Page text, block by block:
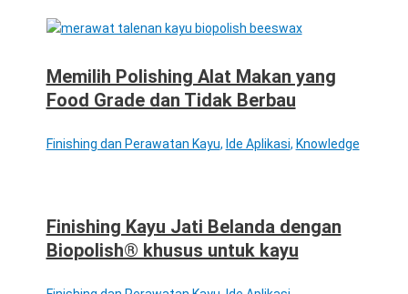
Memilih Polishing Alat Makan yang
Food Grade dan Tidak Berbau
Finishing dan Perawatan Kayu, Ide Aplikasi, Knowledge
Finishing Kayu Jati Belanda dengan
Biopolish® khusus untuk kayu